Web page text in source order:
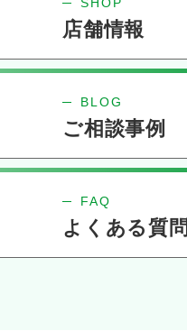
店舗情報
BLOG
ご相談事例
FAQ
よくある質問